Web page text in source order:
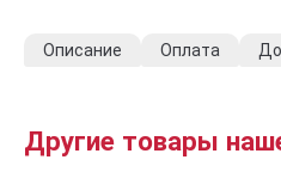
Описание Оплата
Другие товары